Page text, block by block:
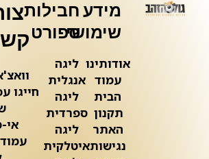
מידע
שימושי
אודותינו
עמוד
הבית
תקנון
האתר
נגישות
חבילות
ספורט
ליגה
אנגלית
ליגה
ספרדית
ליגה
איטלקית
חייגו
אי-